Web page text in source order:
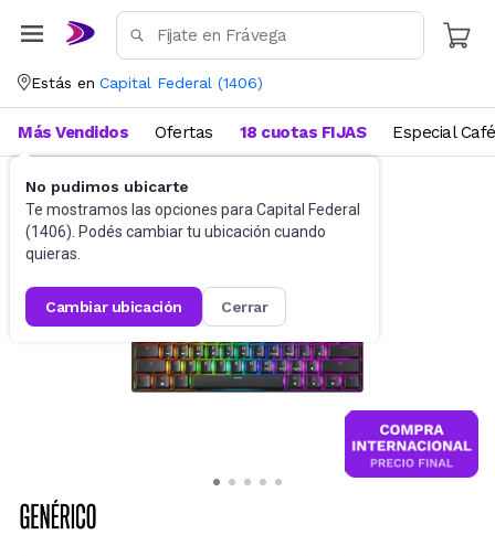
Estás en Capital Federal (1406)
No pudimos ubicarte
Te mostramos las opciones para Capital Federal
(1406). Podés cambiar tu ubicación cuando
quieras.
cambiar ubicación cerrar
Más Vendidos Ofertas 18 cuotas FIJAS Especial Café
Gaming PC Teclados